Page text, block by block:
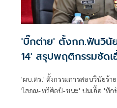
'บิ๊กต่าย' ตั้งกก.ฟันวินั
14' สรุปพฤติกรรมชัด
'ผบ.ตร.' ตั้งกรรมการสอบวินัยร้า
'โสภณ-ทวีศิลป์-ชนะ' ปมเอื้อ 'ทั